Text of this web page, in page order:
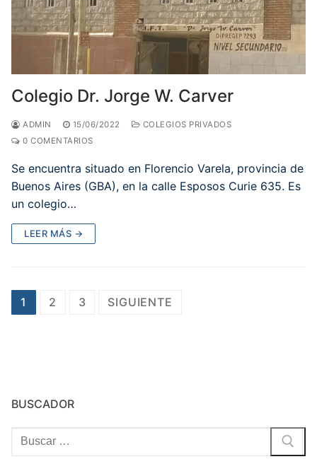
Colegio Dr. Jorge W. Carver
ADMIN 15/06/2022
COLEGIOS PRIVADOS
0 COMENTARIOS
Se encuentra situado en Florencio Varela, provincia de
Buenos Aires (GBA), en la calle Esposos Curie 635. Es
un colegio…
LEER MÁS →
Paginación
1 2 3 SIGUIENTE
BUSCADOR
Buscar: